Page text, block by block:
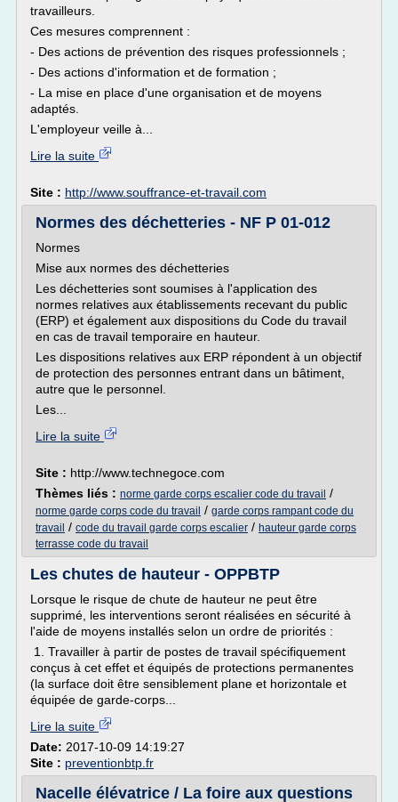
travailleurs.
Ces mesures comprennent :
- Des actions de prévention des risques professionnels ;
- Des actions d'information et de formation ;
- La mise en place d'une organisation et de moyens
adaptés.
L'employeur veille à...
Lire la suite
Site : http://www.souffrance-et-travail.com
Normes des déchetteries - NF P 01-012
Normes
Mise aux normes des déchetteries
Les déchetteries sont soumises à l'application des
normes relatives aux établissements recevant du public
(ERP) et également aux dispositions du Code du travail
en cas de travail temporaire en hauteur.
Les dispositions relatives aux ERP répondent à un objectif
de protection des personnes entrant dans un bâtiment,
autre que le personnel.
Les...
Lire la suite
Site : http://www.technegoce.com
Thèmes liés : norme garde corps escalier code du travail /
norme garde corps code du travail / garde corps rampant code du
travail / code du travail garde corps escalier / hauteur garde corps
terrasse code du travail
Les chutes de hauteur - OPPBTP
Lorsque le risque de chute de hauteur ne peut être
supprimé, les interventions seront réalisées en sécurité à
l'aide de moyens installés selon un ordre de priorités :
1. Travailler à partir de postes de travail spécifiquement
conçus à cet effet et équipés de protections permanentes
(la surface doit être sensiblement plane et horizontale et
équipée de garde-corps...
Lire la suite
Date: 2017-10-09 14:19:27
Site : preventionbtp.fr
Nacelle élévatrice / La foire aux questions